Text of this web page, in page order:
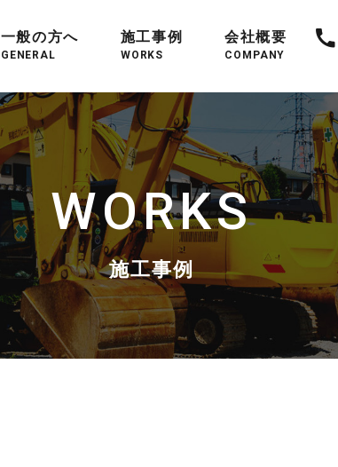
一般の方へ
GENERAL
施工事例
WORKS
会社概要
COMPANY
WORKS
施工事例